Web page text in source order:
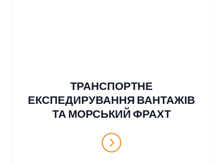
ТРАНСПОРТНЕ
ЕКСПЕДИРУВАННЯ ВАНТАЖІВ
ТА МОРСЬКИЙ ФРАХТ